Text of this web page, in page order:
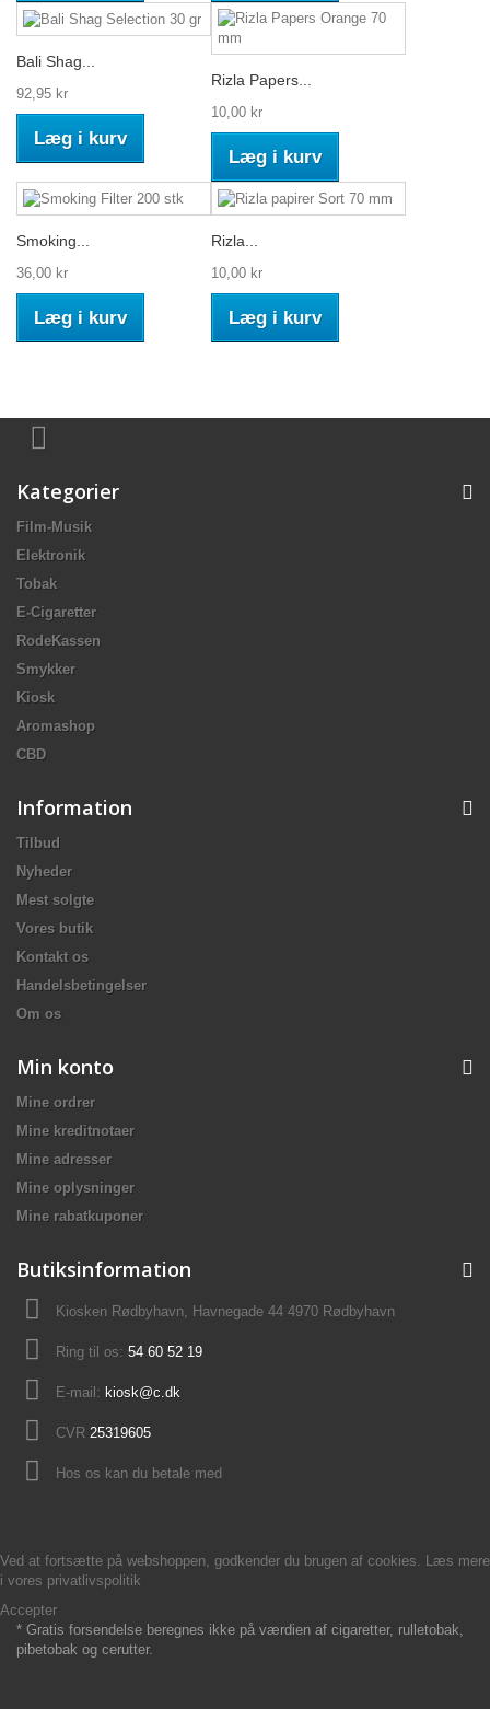
Bali Shag...
92,95 kr
Læg i kurv
Rizla Papers...
10,00 kr
Læg i kurv
Smoking...
36,00 kr
Læg i kurv
Rizla...
10,00 kr
Læg i kurv
Kategorier
Film-Musik
Elektronik
Tobak
E-Cigaretter
RodeKassen
Smykker
Kiosk
Aromashop
CBD
Information
Tilbud
Nyheder
Mest solgte
Vores butik
Kontakt os
Handelsbetingelser
Om os
Min konto
Mine ordrer
Mine kreditnotaer
Mine adresser
Mine oplysninger
Mine rabatkuponer
Butiksinformation
Kiosken Rødbyhavn, Havnegade 44 4970 Rødbyhavn
Ring til os: 54 60 52 19
E-mail: kiosk@c.dk
CVR 25319605
Hos os kan du betale med
Ved at fortsætte på webshoppen, godkender du brugen af cookies. Læs mere
i vores privatlivspolitik
Accepter
* Gratis forsendelse beregnes ikke på værdien af cigaretter, rulletobak,
pibetobak og cerutter.